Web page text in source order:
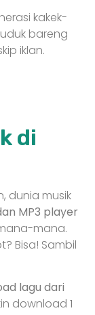
kakek-
bareng
iklan.
di
dunia musik
MP3 player
mana.
Bisa! Sambil
lagu dari
download 1